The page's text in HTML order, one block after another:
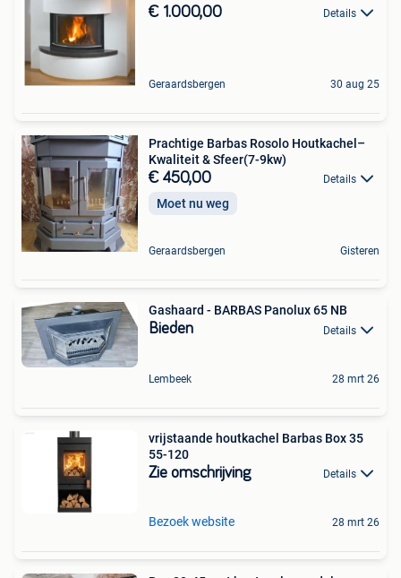
€ 1.000,00 Details
Geraardsbergen 30 aug 25
Prachtige Barbas Rosolo Houtkachel–
Kwaliteit & Sfeer(7-9kw)
€ 450,00 Details
Moet nu weg
Geraardsbergen Gisteren
Gashaard - BARBAS Panolux 65 NB
Bieden Details
Lembeek 28 mrt 26
vrijstaande houtkachel Barbas Box 35
55-120
Zie omschrijving Details
Bezoek website 28 mrt 26